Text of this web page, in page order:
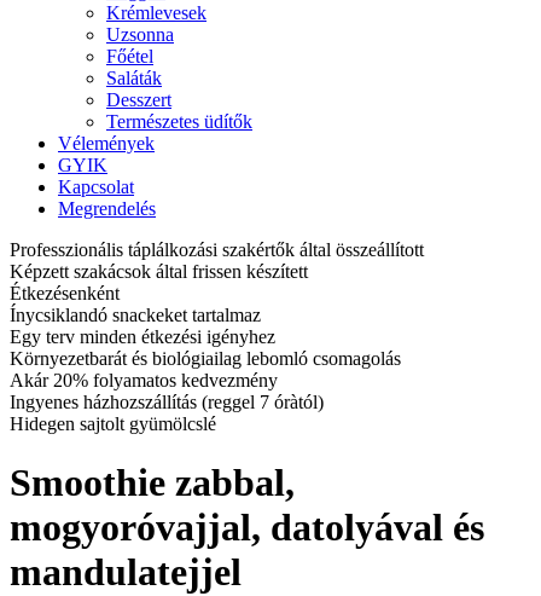
Krémlevesek
Uzsonna
Főétel
Saláták
Desszert
Természetes üdítők
Vélemények
GYIK
Kapcsolat
Megrendelés
Professzionális táplálkozási szakértők által összeállított
Képzett szakácsok által frissen készített
Étkezésenként
Ínycsiklandó snackeket tartalmaz
Egy terv minden étkezési igényhez
Környezetbarát és biológiailag lebomló csomagolás
Akár 20% folyamatos kedvezmény
Ingyenes házhozszállítás (reggel 7 óràtól)
Hidegen sajtolt gyümölcslé
Smoothie zabbal,
mogyoróvajjal, datolyával és
mandulatejjel